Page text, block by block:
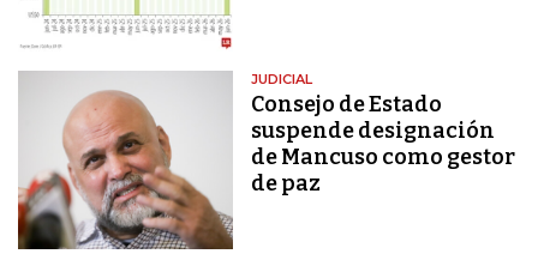
JUDICIAL
Consejo de Estado
suspende designación
de Mancuso como gestor
de paz